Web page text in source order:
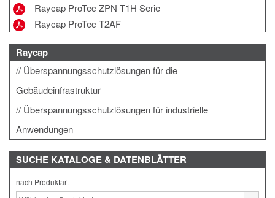
Raycap ProTec ZPN T1H Serie
Raycap ProTec T2AF
Raycap
Überspannungsschutzlösungen für die
Gebäudeinfrastruktur
Überspannungsschutzlösungen für industrielle
Anwendungen
SUCHE KATALOGE & DATENBLÄTTER
nach Produktart